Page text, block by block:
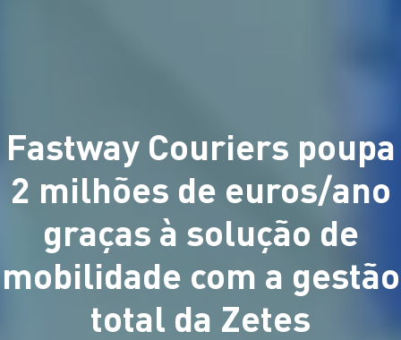
Fastway Couriers poupa
2 milhões de euros/ano
graças à solução de
mobilidade com a gestão
total da Zetes